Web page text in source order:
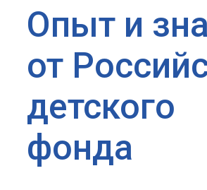
Опыт и
от
детского
фонда